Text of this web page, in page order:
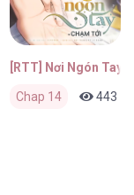
Từ Sợ Hãi
0 2 tháng trước
[RTT] Nơi Ngón Tay
Chap 14 443